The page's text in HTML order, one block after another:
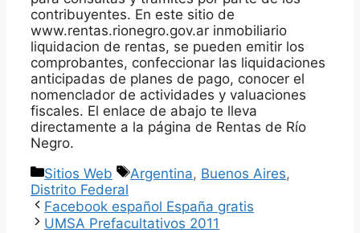
contribuyentes. En este sitio de
www.rentas.rionegro.gov.ar inmobiliario
liquidacion de rentas, se pueden emitir los
comprobantes, confeccionar las liquidaciones
anticipadas de planes de pago, conocer el
nomenclador de actividades y valuaciones
fiscales. El enlace de abajo te lleva
directamente a la página de Rentas de Río
Negro.
Categorías
Sitios Web Etiquetas
Argentina, Buenos Aires,
Distrito Federal
Facebook español España gratis
UMSA Prefacultativos 2011